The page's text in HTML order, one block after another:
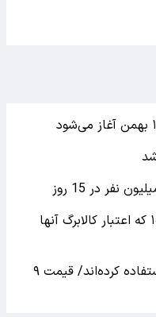
راهکار ثبت خانوار برای دهک‌های ۱۰ که اعتبار کالابرگ آنها
۶۶ میلیون نفر از اعتبار کالا برگ استفاده کرده‌اند/ قیمت ۹